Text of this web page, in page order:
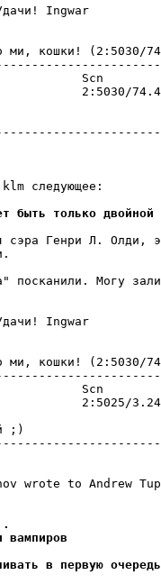
Ingwar
ми, кошки! (2:5030/
2:5030/
Г.
следующее:
быть только
сэра Генри Л. Олди,
посканили. Могу
Ingwar
ми, кошки! (2:5030/
2:5025/3.24
(не
wrote to Andrew
вампиpов
в первую